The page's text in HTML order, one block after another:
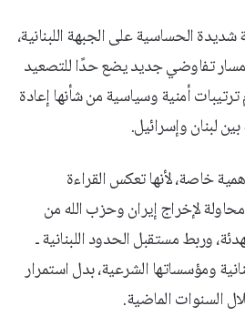
الحساسية على الجبهة اللبنانية،
تفاوضي جديد يضع حدًا للتصعيد
أمنية وسياسية من شأنها إعادة
لبنان وإسرائيل.
خاصة، لأنها تعكس القراءة
محاولة لإخراج إيران وحزب الله من
وربط مستقبل الحدود اللبنانية ـ
ومؤسساتها الشرعية، بدل استمرار
السنوات الماضية.